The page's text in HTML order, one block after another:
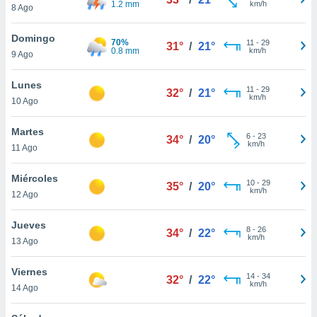
y
más
nuestra
y
de
disponible
cookies
8 Ago
1.2 mm
km/h
Domingo
9 Ago
70%
0.8 mm
31° / 21° 11 - 29
km/h
Lunes
10 Ago
32° / 21° 11 - 29
km/h
Martes
11 Ago
34° / 20° 6- 23
km/h
Miércoles
12 Ago
35° / 20° 10- 29
km/h
Jueves
13 Ago
34° / 22° 8- 26
km/h
Viernes
14 Ago
32° / 22° 14- 34
km/h